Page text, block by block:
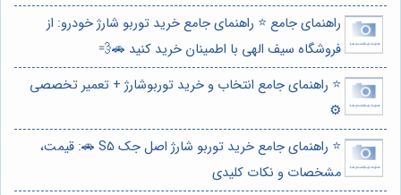
راهنمای جامع ⭐️ راهنمای جامع خرید توربو شارژ خودرو: از
فروشگاه سیف الهی با اطمینان خرید کنید 🚗💨
⭐️ راهنمای جامع انتخاب و خرید توربوشارژ + تعمیر تخصصی
⚙️
⭐️ راهنمای جامع خرید توربو شارژ اصل جک S5 🚗: قیمت،
مشخصات و نکات کلیدی